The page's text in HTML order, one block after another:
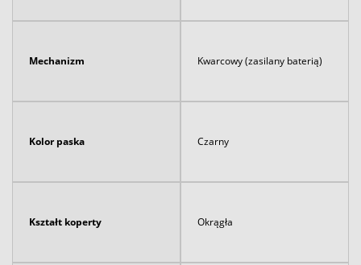
Mechanizm Kwarcowy (zasilany baterią)
Kolor paska Czarny
Kształt koperty Okrągła